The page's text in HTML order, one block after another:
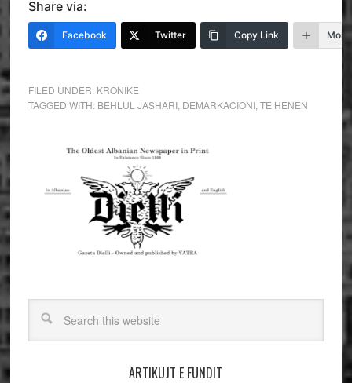
Share via:
Facebook Twitter Copy Link More
FILED UNDER: KRONIKE
TAGGED WITH: BEHLUL JASHARI, DEMARKACIONI, TE HENEN
ARTIKUJT E FUNDIT